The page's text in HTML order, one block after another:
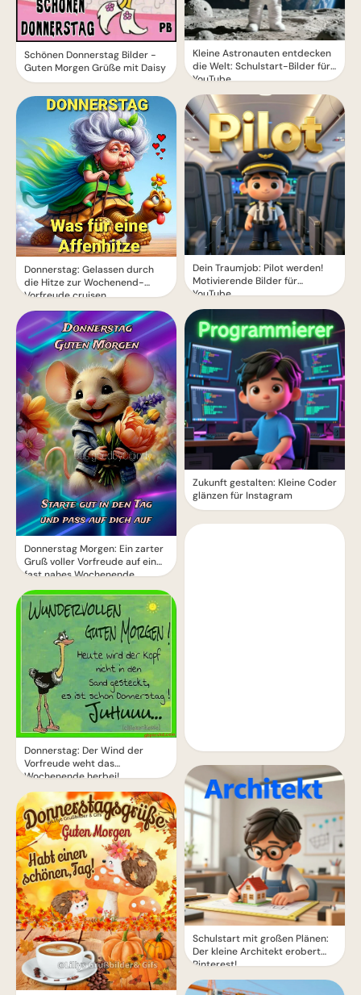
Schönen Donnerstag Bilder -
Guten Morgen Grüße mit Daisy
Donnerstag: Gelassen durch
die Hitze zur Wochenend-
Vorfreude cruisen
Donnerstag Morgen: Ein zarter
Gruß voller Vorfreude auf ein
fast nahes Wochenende
Donnerstag: Der Wind der
Vorfreude weht das
Wochenende herbei!
Kleine Astronauten entdecken
die Welt: Schulstart-Bilder für
YouTube
Dein Traumjob: Pilot werden!
Motivierende Bilder für
YouTube
Zukunft gestalten: Kleine Coder
glänzen für Instagram
Schulstart mit großen Plänen:
Der kleine Architekt erobert
Pinterest!